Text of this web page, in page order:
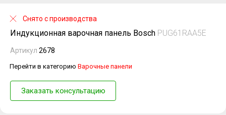
Индукционная варочная панель Bosch PUG61RAA5E
Артикул 2678
Перейти в категорию Варочные панели
Заказать консультацию
Снято с производства